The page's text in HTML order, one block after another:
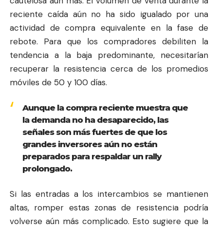
reciente caída aún no ha sido igualado por una
actividad de compra equivalente en la fase de
rebote. Para que los compradores debiliten la
tendencia a la baja predominante, necesitarían
recuperar la resistencia cerca de los promedios
móviles de 50 y 100 días.
Aunque la compra reciente muestra que
la demanda no ha desaparecido, las
señales son más fuertes de que los
grandes inversores aún no están
preparados para respaldar un rally
prolongado.
Si las entradas a los intercambios se mantienen
altas, romper estas zonas de resistencia podría
volverse aún más complicado. Esto sugiere que la